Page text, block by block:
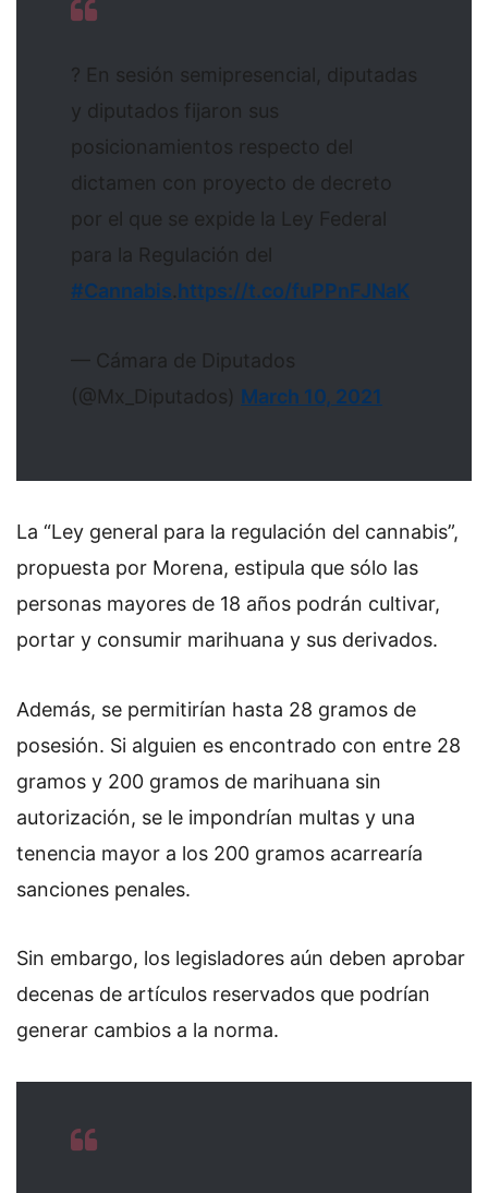
? En sesión semipresencial, diputadas
y diputados fijaron sus
posicionamientos respecto del
dictamen con proyecto de decreto
por el que se expide la Ley Federal
para la Regulación del
#Cannabis.https://t.co/fuPPnFJNaK
— Cámara de Diputados
(@Mx_Diputados) March 10, 2021
La “Ley general para la regulación del cannabis”,
propuesta por Morena, estipula que sólo las
personas mayores de 18 años podrán cultivar,
portar y consumir marihuana y sus derivados.
Además, se permitirían hasta 28 gramos de
posesión. Si alguien es encontrado con entre 28
gramos y 200 gramos de marihuana sin
autorización, se le impondrían multas y una
tenencia mayor a los 200 gramos acarrearía
sanciones penales.
Sin embargo, los legisladores aún deben aprobar
decenas de artículos reservados que podrían
generar cambios a la norma.